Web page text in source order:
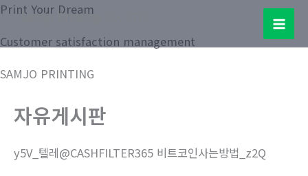
콘
츠
건
Samjo Printing Co. LTD.
Main
Print Your Dream
Customer satisfaction management
SAMJO PRINTING
자유게시판
y5V_텔레@CASHFILTER365 비트코인사는방법_z2Q